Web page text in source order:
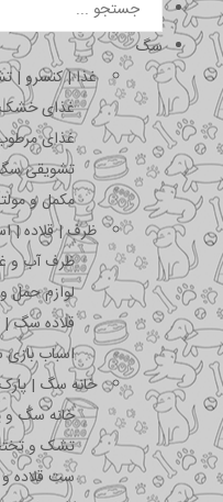
سگ
غذا | کنسرو |
غذای
غذای
تشویقی
مکمل و
ظرف | قلاده |
ظرف آب و
لوازم
قلاده سگ |
اسباب
خانه سگ |
خانه سگ
تشک و
ست قلاده